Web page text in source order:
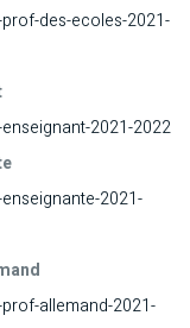
des-ecoles-2021-
2021-2022
2021-
allemand-2021-